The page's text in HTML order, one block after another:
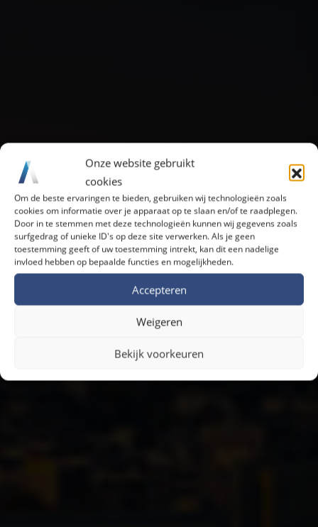
Onze website gebruikt
cookies
Om de beste ervaringen te bieden, gebruiken wij technologieën zoals
cookies om informatie over je apparaat op te slaan en/of te raadplegen.
Door in te stemmen met deze technologieën kunnen wij gegevens zoals
surfgedrag of unieke ID's op deze site verwerken. Als je geen
toestemming geeft of uw toestemming intrekt, kan dit een nadelige
invloed hebben op bepaalde functies en mogelijkheden.
Accepteren
Weigeren
Bekijk voorkeuren